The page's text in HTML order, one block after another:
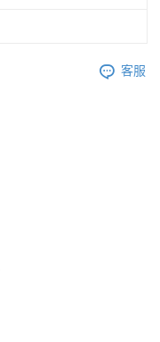
客服